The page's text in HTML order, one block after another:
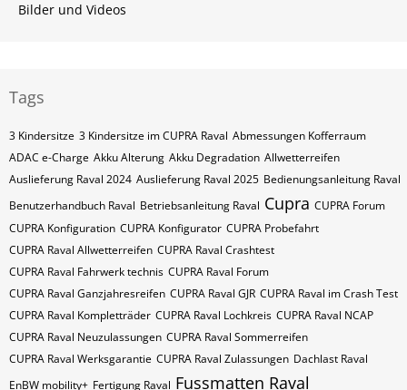
Bilder und Videos
Tags
3 Kindersitze 3 Kindersitze im CUPRA Raval Abmessungen Kofferraum
ADAC e-Charge Akku Alterung Akku Degradation Allwetterreifen
Auslieferung Raval 2024 Auslieferung Raval 2025 Bedienungsanleitung Raval
Benutzerhandbuch Raval Betriebsanleitung Raval Cupra CUPRA Forum
CUPRA Konfiguration CUPRA Konfigurator CUPRA Probefahrt
CUPRA Raval Allwetterreifen CUPRA Raval Crashtest
CUPRA Raval Fahrwerk technis CUPRA Raval Forum
CUPRA Raval Ganzjahresreifen CUPRA Raval GJR CUPRA Raval im Crash Test
CUPRA Raval Kompletträder CUPRA Raval Lochkreis CUPRA Raval NCAP
CUPRA Raval Neuzulassungen CUPRA Raval Sommerreifen
CUPRA Raval Werksgarantie CUPRA Raval Zulassungen Dachlast Raval
EnBW mobility+ Fertigung Raval Fussmatten Raval